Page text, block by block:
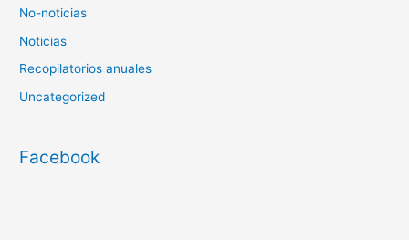
No-noticias
Noticias
Recopilatorios anuales
Uncategorized
Facebook